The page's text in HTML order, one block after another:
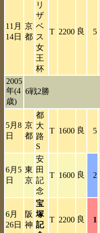
11月
14日
京
都
リ
ザ
ベ
ス
女
王
杯
T 2200 良 5
2005
年(4
歳)
6戦2勝
5月8
日
京
都
都
大
路
S
T 1600 良 5
6月5
日
東
京
安
田
記
念
T 1600 良 2
6月
26日
阪
神
宝
塚
記
T 2200 良 1